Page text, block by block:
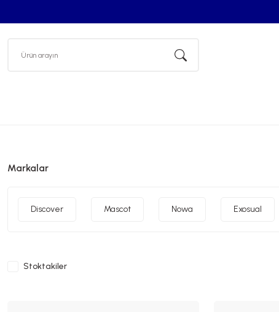
Markalar
Discover Mascot Nowa Exosual
Stoktakiler